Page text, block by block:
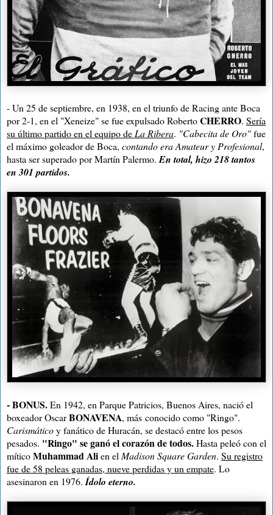
- Un 25 de septiembre, en 1938, en el triunfo de Racing ante Boca
por 2-1, en el "Xeneize" se fue expulsado RobertoCHERRO. Sería
su último partido en el equipo de La Ribera. "Cabecita de Oro"fue
el máximo goleador de Boca, contando eraAmateury Profesional,
hasta ser superado por Martín Palermo. En total, hizo 218 tantos
en 301 partidos.
-BONUS.En 1942, en Parque Patricios, Buenos Aires, nació el
boxeador OscarBONAVENA, más conocido como "Ringo".
Carismáticoy fanático de Huracán, se destacó entre los pesos
pesados. "Ringo" se ganó el corazón de todos.Hasta peleó con el
míticoMuhammad Alien elMadison Square Garden. Su registro
fue de 58 peleas ganadas, nueve perdidas y un empate. Lo
asesinaron en 1976.Ídolo eterno.